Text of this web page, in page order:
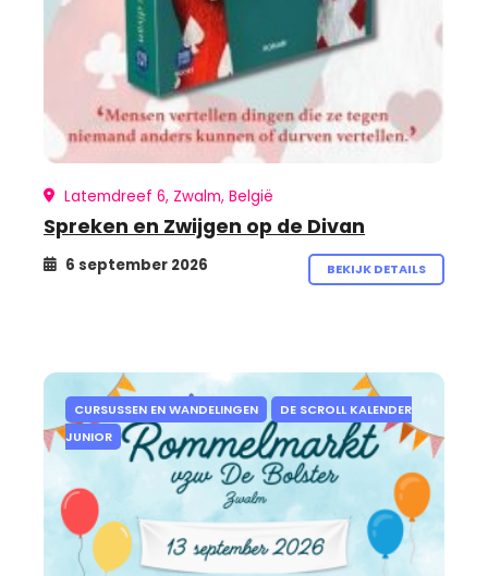
Latemdreef 6, Zwalm, België
Spreken en Zwijgen op de Divan
6 september 2026 BEKIJK DETAILS
CURSUSSEN EN WANDELINGEN
DE SCROLL KALENDER
JUNIOR